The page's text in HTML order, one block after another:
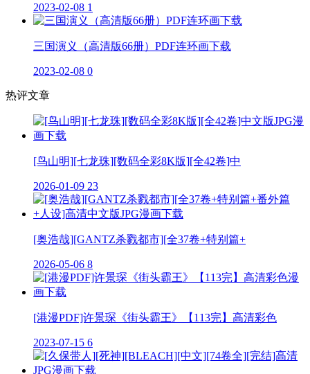
2023-02-08 1
三国演义（高清版66册）PDF连环画下载
2023-02-08 0
热评文章
[鸟山明][七龙珠][数码全彩8K版][全42卷]中
2026-01-09 23
[奥浩哉][GANTZ杀戮都市][全37卷+特别篇+
2026-05-06 8
[港漫PDF]许景琛《街头霸王》【113完】高清彩色
2023-07-15 6